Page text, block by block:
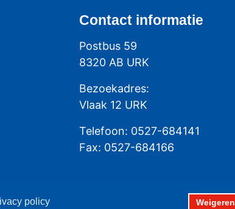
policy Weigeren
Contactinformatie
Postbus 59
8320 AB URK
Bezoekadres:
Vlaak 12 URK
Telefoon: 0527-684141
Fax: 0527-684166